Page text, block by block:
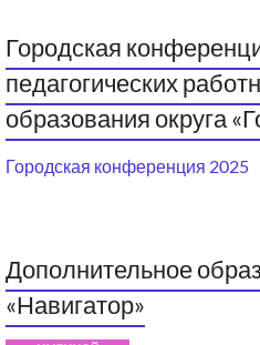
Городская
педагогических
образования округа
Городская конференция 2025
Дополнительное
«Навигатор»